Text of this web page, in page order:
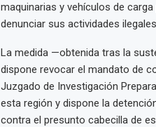
maquinarias y vehículos de
denunciar sus actividades
La medida —obtenida tras la
dispone revocar el mandato de
Juzgado de Investigación
esta región y dispone la
contra el presunto cabecilla de